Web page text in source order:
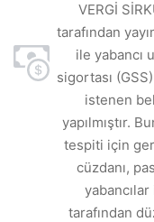
VERGİ
tarafından
ile yabancı
sigortası
istenen
yapılmıştır.
tespiti için
cüzdanı,
tarafından